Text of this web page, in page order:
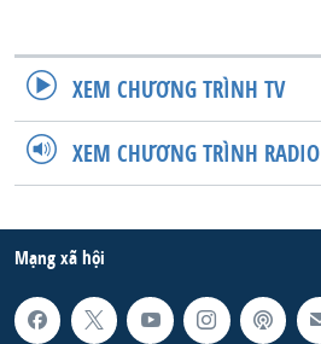
XEM CHƯƠNG TRÌNH TV
XEM CHƯƠNG TRÌNH RADIO
Mạng xã hội